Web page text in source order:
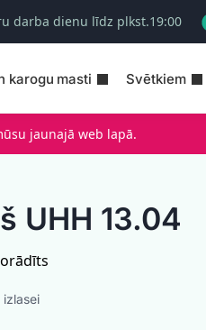
darba dienu līdz plkst.19:00
karogu masti Svētkiem
jaunajā web lapā.
UHH 13.04
izlasei